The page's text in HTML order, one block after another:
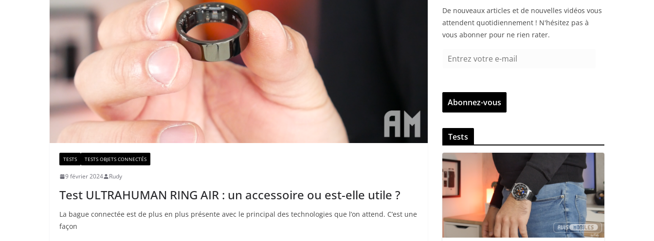
TESTS TESTS OBJETS CONNECTÉS
9 février 2024 Rudy
Test ULTRAHUMAN RING AIR : un accessoire ou est-elle utile ?
La bague connectée est de plus en plus présente avec le principal des technologies que l’on attend. C’est une
façon
De nouveaux articles et de nouvelles vidéos vous
attendent quotidiennement ! N'hésitez pas à
vous abonner pour ne rien rater.
r
z
v
t
r
e
e
-
a
i
Abonnez-vous
Tests